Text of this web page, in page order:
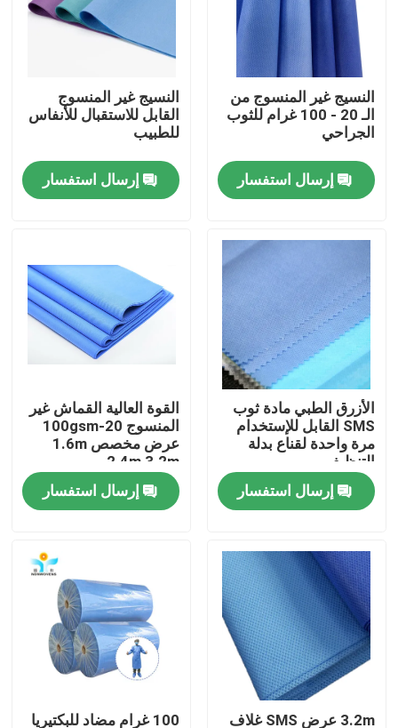
معلومات عنا
جولة في المعمل
مراقبة الجودة
اتصل بنا
اطلب اقتباس
ملابس واقية يمكن التخلص منها
بذلات واقية يمكن التخلص منها
معطف واقي يمكن التخلص منه
النسيج غير المنسوج من
الـ 20 - 100 غرام للثوب
الجراحي
إرسال استفسار
النسيج غير المنسوج
القابل للاستقبال للأنفاس
للطبيب
إرسال استفسار
الأزرق الطبي مادة ثوب
SMS القابل للإستخدام
مرة واحدة لقناع بدلة
التنظيف
إرسال استفسار
القوة العالية القماش غير
المنسوج 20-100gsm
عرض مخصص 1.6m
2.4m 3.2m
إرسال استفسار
3.2m عرض SMS غلاف 100 غرام مضاد للبكتيريا